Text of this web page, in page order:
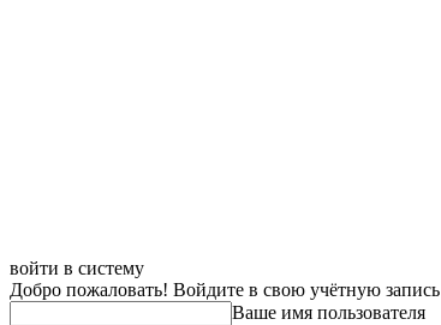
войти в систему
Добро пожаловать! Войдите в свою учётную запись
Ваше имя пользователя